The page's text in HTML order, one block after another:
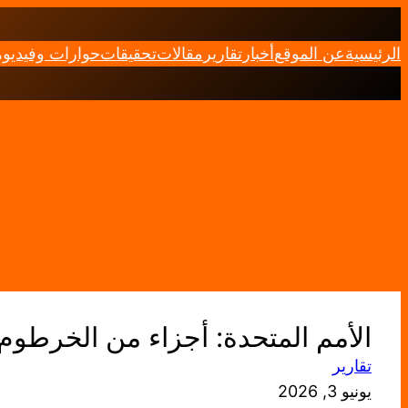
إلى
المحتوى
الرئيسيةعن الموقعأخبار تقارير مقالاتتحقيقاتحوارات
الأمم المتحدة: أجزاء من
تقارير
يونيو 3, 2026